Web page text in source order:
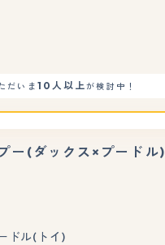
だいま 10人以上が検討中！
ー(ダックス×プードル)
ドル(トイ)